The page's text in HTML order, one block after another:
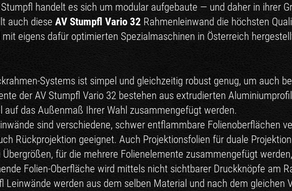
handelt es sich um modular aufgebaute — und daher in ihrer
auch diese AV Stumpfl Vario 32 Rahmenleinwand die höchsten
eigens dafür optimierten Spezialmaschinen in Österreich
Systems ist simpel und gleichzeitig robust genug, um auch
der AV Stumpfl Vario 32 bestehen aus extrudierten
auf das Außenmaß Ihrer Wahl zusammengefügt werden.
sind verschiedene, schwer entflammbare Folienoberflächen
Rückprojektion geeignet. Auch Projektionsfolien für duale
für die mehrere Folienelemente zusammengefügt
Folien-Oberfläche wird mittels nicht sichtbarer Druckknöpfe am
Leinwände werden aus dem selben Material und nach dem